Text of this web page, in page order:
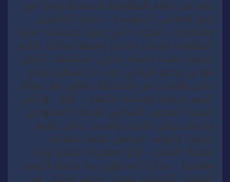
علما من اعلام المقاومة المسلحة ورمزا من
رموز الاطلس المتوسط ، مذكرا الحاضرين
والحاضرات بالاجواء التي ميزت احتفالات اسرة
المقاومة وجيش التحرير ومعها ساكنة اقليم
خنيفرة لهذه السنة بذكرى استشهاد البطل
موحى وحمو الزياني حيث تم تسطير برنامج
حافل بالعديد من الانشطة بتعاون مع عمالة
اقليم خنيفرة وجماعة اكلمام – ازكزا . وتراس
السيد المندوب السامي لقدماء المقاومين
واعضاء جيش التحرير والسيد عامل اقليم
خنيفرة والوفد المرافق لهما بتملاكت –
جماعة اكلمام – ازكزا مهرجانا خطابيا وازنا
ومتميزا ، مذكرا المدعوين بما يحمله الرصيد